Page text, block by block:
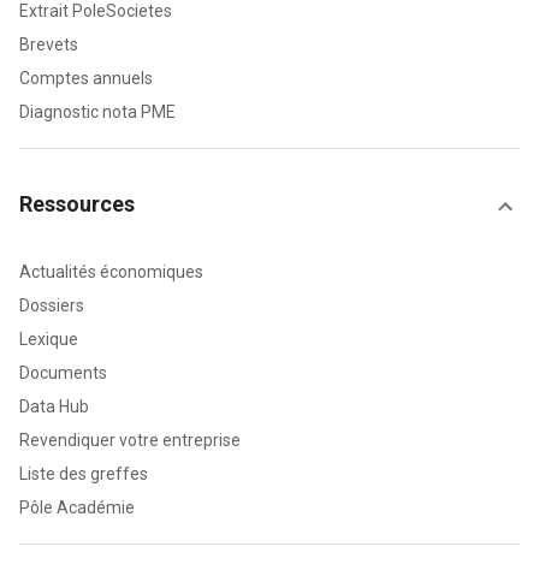
Extrait PoleSocietes
Brevets
Comptes annuels
Diagnostic nota PME
Ressources
Actualités économiques
Dossiers
Lexique
Documents
Data Hub
Revendiquer votre entreprise
Liste des greffes
Pôle Académie